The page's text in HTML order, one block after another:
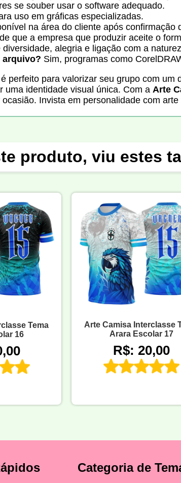
se souber usar o software adequado.
uso em gráficas especializadas.
na área do cliente após confirmação
que a empresa que produzir aceite o
diversidade, alegria e ligação com a
arquivo? Sim, programas como
é perfeito para valorizar seu grupo com um
uma identidade visual única. Com a Arte
Invista em personalidade com
produto, viu estes
Tema
16
Arte Camisa Interclasse
Arara Escolar 17
R$: 20,00
Categoria de